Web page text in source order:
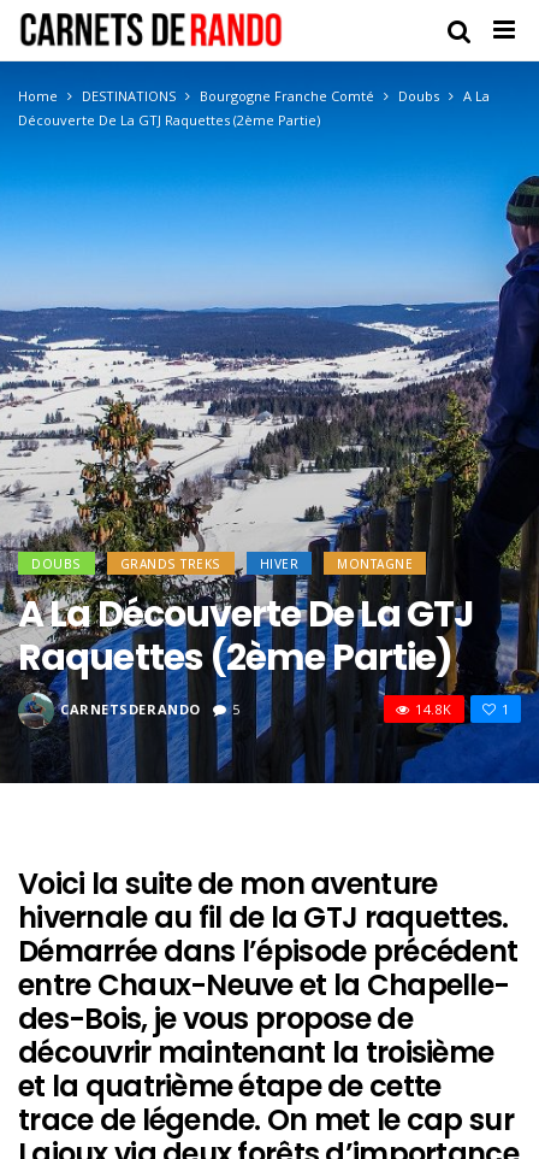
Home DESTINATIONS Bourgogne Franche Comté Doubs
A La
Découverte De La GTJ Raquettes (2ème Partie)
DOUBS GRANDS TREKS HIVER MONTAGNE
A La Découverte De La GTJ
Raquettes (2ème Partie)
CARNETSDERANDO 5 1
14.8K
Voici la suite de mon aventure
hivernale au fil de la GTJ raquettes.
Démarrée dans l’épisode précédent
entre Chaux-Neuve et la Chapelle-
des-Bois, je vous propose de
découvrir maintenant la troisième
et la quatrième étape de cette
trace de légende. On met le cap sur